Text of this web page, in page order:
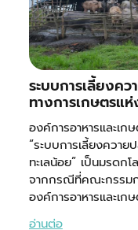
ระบบการเลี้ยงค
ทางการเกษตรแ
องค์การอาหารและเก
“ระบบการเลี้ยงควา
ทะเลน้อย” เป็นมรดก
จากกรณีที่คณะกรรมก
องค์การอาหารและเก
อ่านต่อ